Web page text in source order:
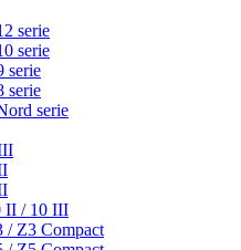
serie
serie
serie
serie
serie
II / 10 III
/ Z3 Compact